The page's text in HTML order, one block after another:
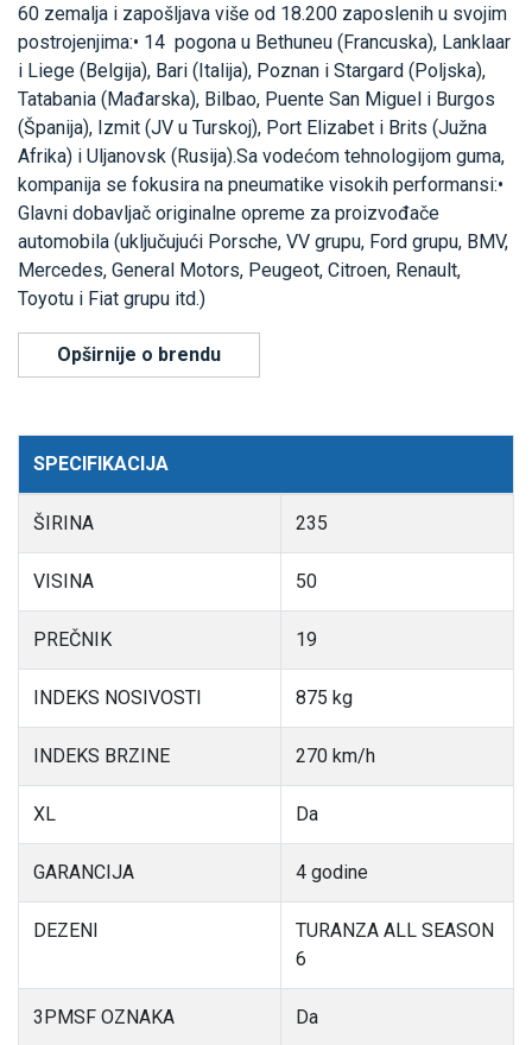
60 zemalja i zapošljava više od 18.200 zaposlenih u svojim
postrojenjima:• 14 pogona u Bethuneu (Francuska), Lanklaar
i Liege (Belgija), Bari (Italija), Poznan i Stargard (Poljska),
Tatabania (Mađarska), Bilbao, Puente San Miguel i Burgos
(Španija), Izmit (JV u Turskoj), Port Elizabet i Brits (Južna
Afrika) i Uljanovsk (Rusija).Sa vodećom tehnologijom guma,
kompanija se fokusira na pneumatike visokih performansi:•
Glavni dobavljač originalne opreme za proizvođače
automobila (uključujući Porsche, VV grupu, Ford grupu, BMV,
Mercedes, General Motors, Peugeot, Citroen, Renault,
Toyotu i Fiat grupu itd.)
Opširnije o brendu
SPECIFIKACIJA
ŠIRINA 235
VISINA 50
PREČNIK 19
INDEKS NOSIVOSTI 875 kg
INDEKS BRZINE 270 km/h
XL Da
GARANCIJA 4 godine
DEZENI
TURANZA ALL SEASON
6
3PMSF OZNAKA Da